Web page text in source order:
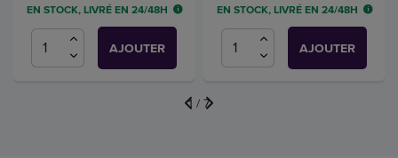
EN STOCK, LIVRÉ EN 24/48H
AJOUTER
EN STOCK, LIVRÉ EN 24/48H
AJOUTER
1 / 7